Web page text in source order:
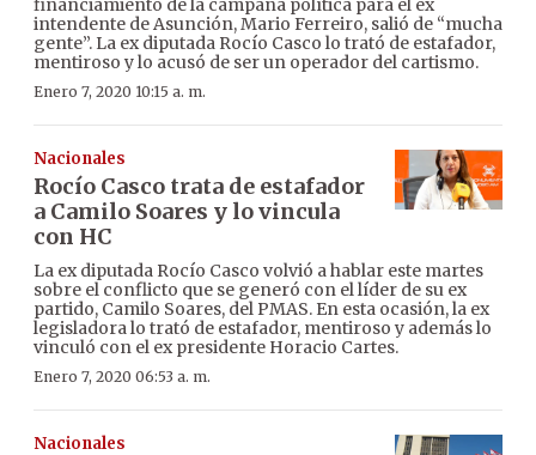
financiamiento de la campaña política para el ex
intendente de Asunción, Mario Ferreiro, salió de “mucha
gente”. La ex diputada Rocío Casco lo trató de estafador,
mentiroso y lo acusó de ser un operador del cartismo.
Enero 7, 2020 10:15 a. m.
Nacionales
Rocío Casco trata de estafador
a Camilo Soares y lo vincula
con HC
La ex diputada Rocío Casco volvió a hablar este martes
sobre el conflicto que se generó con el líder de su ex
partido, Camilo Soares, del PMAS. En esta ocasión, la ex
legisladora lo trató de estafador, mentiroso y además lo
vinculó con el ex presidente Horacio Cartes.
Enero 7, 2020 06:53 a. m.
Nacionales